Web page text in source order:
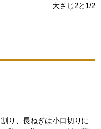
大さじ2と1/2
り、長ねぎは小口切りに